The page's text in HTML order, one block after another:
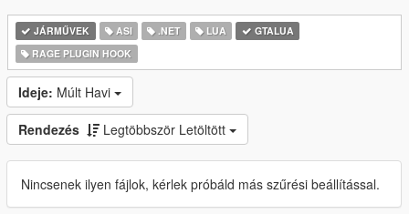
JÁRMŰVEK ASI .NET LUA
GTALUA
RAGE PLUGIN HOOK
Ideje: Múlt Havi
Rendezés Legtöbbször Letöltött
Nincsenek ilyen fájlok, kérlek próbáld más szűrési beállítással.